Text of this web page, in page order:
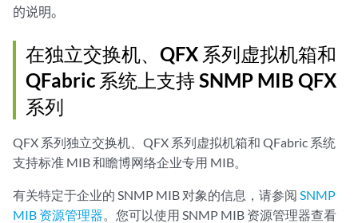
的说明。
在独立交换机、QFX 系列虚拟机箱和
QFabric 系统上支持 SNMP MIB QFX
系列
QFX 系列独立交换机、QFX 系列虚拟机箱和 QFabric 系统
支持标准 MIB 和瞻博网络企业专用 MIB。
有关特定于企业的 SNMP MIB 对象的信息，请参阅 SNMP
MIB 资源管理器。您可以使用 SNMP MIB 资源管理器查看